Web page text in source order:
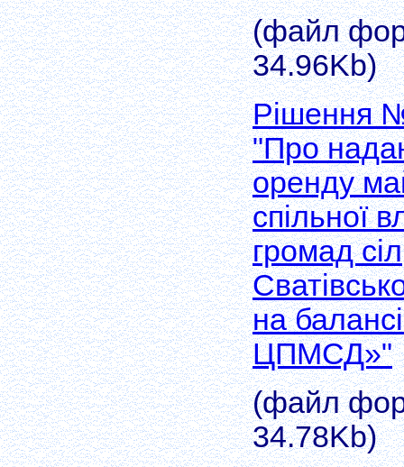
(файл
34.96Kb)
Рішення
"Про
оренду
спільної
громад
на
ЦПМСД»"
(файл
34.78Kb)